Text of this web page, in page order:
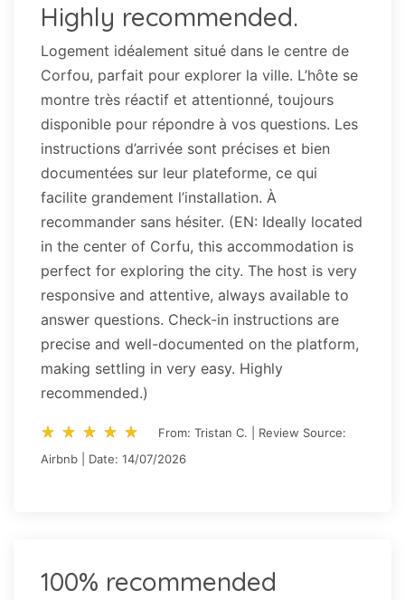
Highly recommended.
Logement idéalement situé dans le centre de
Corfou, parfait pour explorer la ville. L’hôte se
montre très réactif et attentionné, toujours
disponible pour répondre à vos questions. Les
instructions d’arrivée sont précises et bien
documentées sur leur plateforme, ce qui
facilite grandement l’installation. À
recommander sans hésiter. (EN: Ideally located
in the center of Corfu, this accommodation is
perfect for exploring the city. The host is very
responsive and attentive, always available to
answer questions. Check-in instructions are
precise and well-documented on the platform,
making settling in very easy. Highly
recommended.)
star_rate star_rate star_rate star_rate star_rate
star_rate star_rate star_rate star_rate star_rate
From: Tristan C. | Review Source:
Airbnb | Date: 14/07/2026
100% recommended